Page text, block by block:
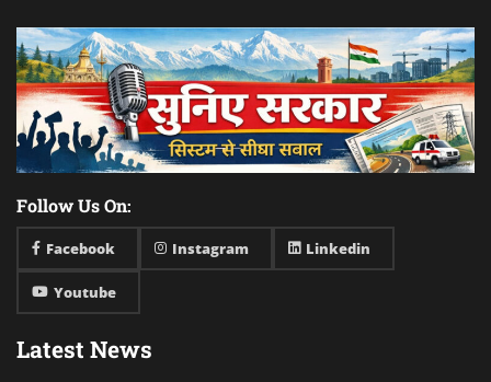
Follow Us On:
Facebook Instagram Linkedin
Youtube
Latest News